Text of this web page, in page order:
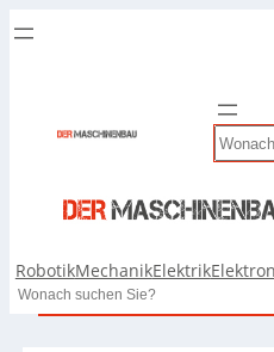
Search
RobotikMechanikElektrik
Search